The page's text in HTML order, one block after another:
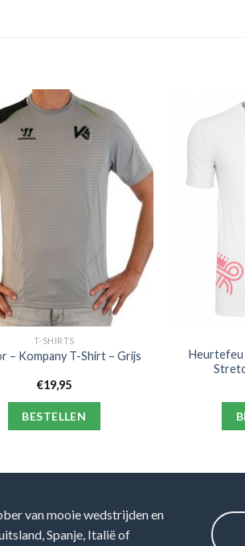
T-SHIRTS
– Kompany T-Shirt – Grijs
€19,95
BESTELLEN
Heurtefeu
van mooie wedstrijden en
Spanje, Italië of